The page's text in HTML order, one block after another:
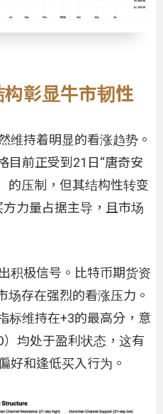
彰显牛市韧性
维持着明显的看涨趋势。
目前正受到21日“唐奇安
的压制，但其结构性转变
力量占据主导，且市场
积极信号。比特币期货资
场存在强烈的看涨压力。
标维持在+3的最高分，意
）均处于盈利状态，这有
好和逢低买入行为。